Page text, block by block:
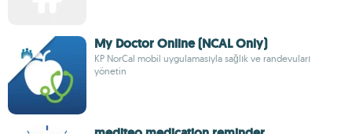
My Doctor Online (NCAL Only)
KP NorCal mobil uygulamasıyla sağlık ve randevuları
yönetin